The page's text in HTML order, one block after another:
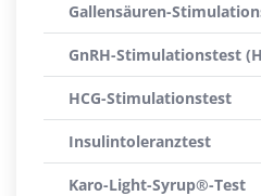
Gallensäuren-
GnRH-Stimulationstest
HCG-Stimulationstest
Insulintoleranztest
Karo-Light-Syrup®-Test